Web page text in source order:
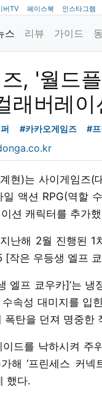
버TV 페이스북 인스타그램
스 리뷰 가이드
, '월드
래버레
#카카오게임즈 #프
현)는 사이게임즈
액션 RPG(역할
션 캐릭터를 추가
난해 2월 진행된 1
[작은 우등생 엘프
엘프 쿄우카]’는
속성 대미지를 입
폭탄을 던져 명중한
이드를 낙하시켜
해 ‘프린세스 커
했다.